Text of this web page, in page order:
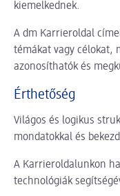
kiemelkednek.
A dm Karrieroldal
témákat vagy célokat,
azonosíthatók és
Érthetőség
Világos és logikus
mondatokkal és
A Karrieroldalunkon
technológiák